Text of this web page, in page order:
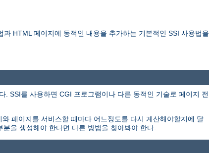
HTML 페이지에 동적인 내용을 추가하는 기본적인 SSI 사용법을
SSI를 사용하면 CGI 프로그램이나 다른 동적인 기술로 페이지 전
페이지를 서비스할 때마다 어느정도를 다시 계산해야할지에 달
을 생성해야 한다면 다른 방법을 찾아봐야 한다.